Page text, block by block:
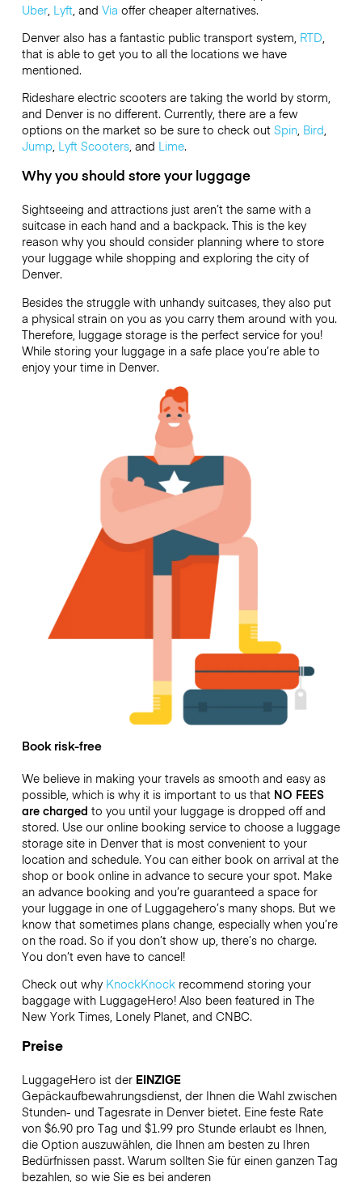
Uber, Lyft, and Via offer cheaper alternatives.
Denver also has a fantastic public transport system, RTD
that is able to get you to all the locations we have
mentioned.
Rideshare electric scooters are taking the world by storm,
and Denver is no different. Currently, there are a few
options on the market so be sure to check out Spin, Bird,
Jump, Lyft Scooters, and Lime.
Why you should store your luggage
Sightseeing and attractions just aren’t the same with a
suitcase in each hand and a backpack. This is the key
reason why you should consider planning where to store
your luggage while shopping and exploring the city of
Denver.
Besides the struggle with unhandy suitcases, they also put
a physical strain on you as you carry them around with you.
Therefore, luggage storage is the perfect service for you!
While storing your luggage in a safe place you’re able to
enjoy your time in Denver.
Book risk-free
We believe in making your travels as smooth and easy as
possible, which is why it is important to us that NO FEES
are charged to you until your luggage is dropped off and
stored. Use our online booking service to choose a luggage
storage site in Denver that is most convenient to your
location and schedule. You can either book on arrival at the
shop or book online in advance to secure your spot. Make
an advance booking and you’re guaranteed a space for
your luggage in one of Luggagehero’s many shops. But we
know that sometimes plans change, especially when you’re
on the road. So if you don’t show up, there’s no charge.
You don’t even have to cancel!
Check out why KnockKnockrecommend storing your
baggage with LuggageHero! Also been featured in The
New York Times, Lonely Planet, and CNBC.
Preise
LuggageHero ist der EINZIGE
Gepäckaufbewahrungsdienst, der Ihnen die Wahl zwischen
Stunden- und Tagesrate in Denver bietet. Eine feste Rate
von $6.90 pro Tag und $1.99 pro Stunde erlaubt es Ihnen,
die Option auszuwählen, die Ihnen am besten zu Ihren
Bedürfnissen passt. Warum sollten Sie für einen ganzen Tag
bezahlen, so wie Sie es bei anderen